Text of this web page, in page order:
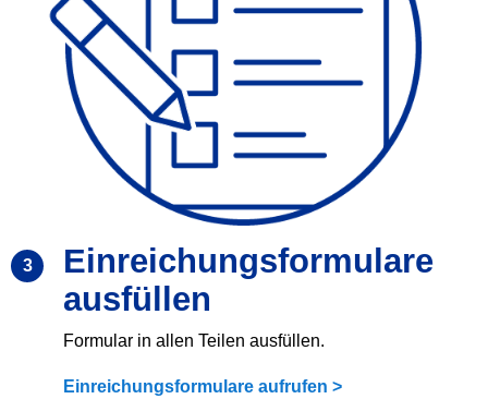
3
Einreichungsformulare
ausfüllen
Formular in allen Teilen ausfüllen.
Einreichungsformulare aufrufen >